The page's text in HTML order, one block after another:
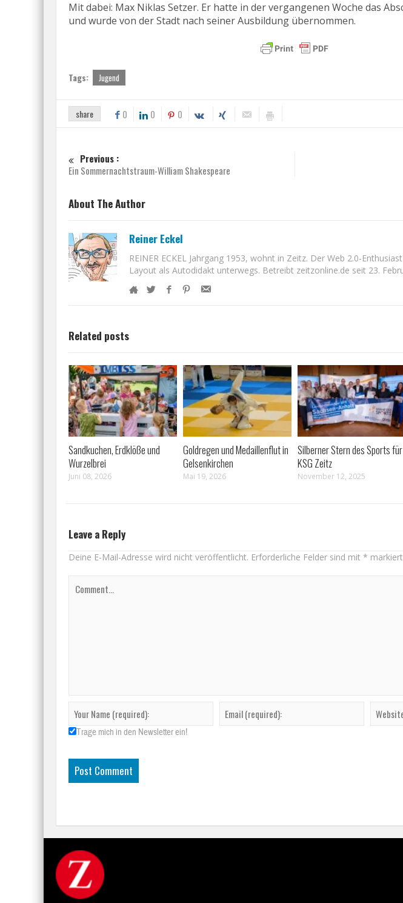
Mit dabei: Max Niklas Setzer. Er hatte in der vergangenen Woche das
und wurde von der Stadt nach seiner Ausbildung übernommen.
Tags: Jugend
share 0 0 0
Previous :
Ein Sommernachtstraum-William Shakespeare
About The Author
Reiner Eckel
REINER ECKEL Jahrgang 1953, wohnt in Zeitz. Der Web 2.0-
Layout als Autodidakt unterwegs. Betreibt zeitzonline.de seit 23.
Related posts
Sandkuchen, Erdklöße und
Wurzelbrei
Juni 08, 2026
Goldregen und Medaillenflut in
Gelsenkirchen
Mai 19, 2026
Silberner Stern des Sports für
KSG Zeitz
November 12, 2025
Leave a Reply
Deine E-Mail-Adresse wird nicht veröffentlicht. Erforderliche Felder sind mit * markiert
Trage mich in den Newsletter ein!